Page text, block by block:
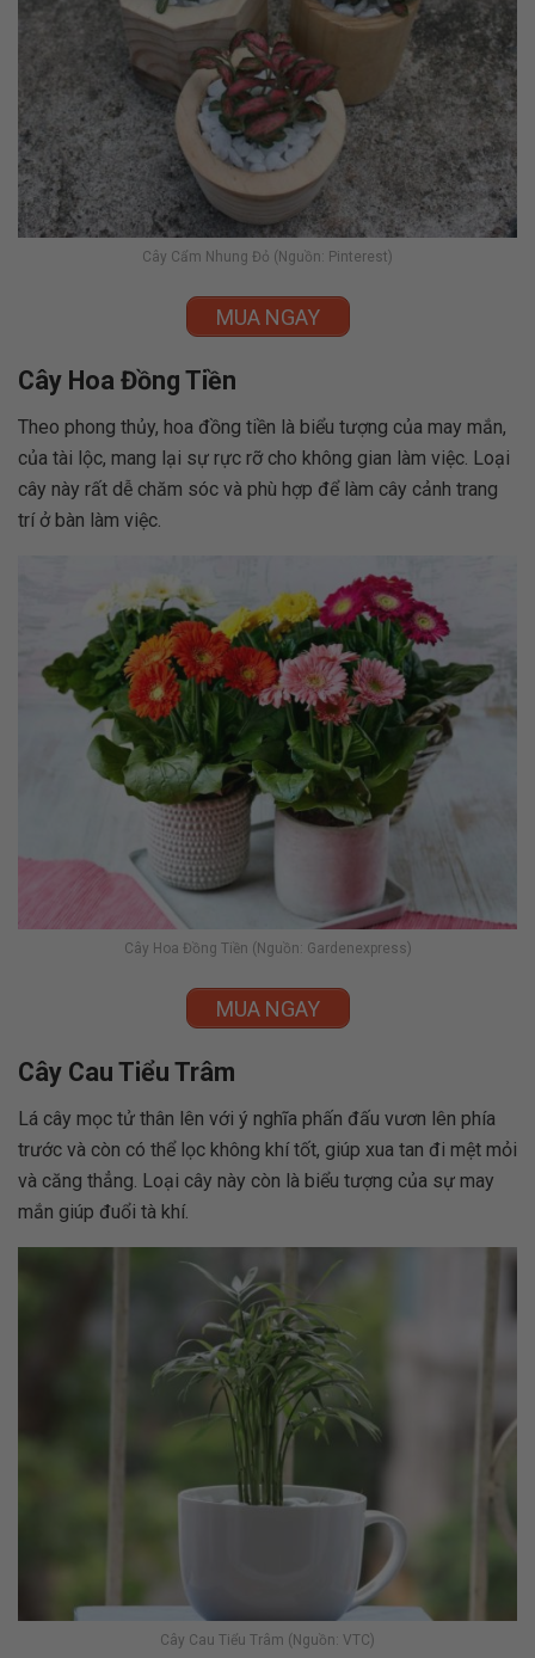
Cây Cẩm Nhung Đỏ (Nguồn: Pinterest)
MUA NGAY
Cây Hoa Đồng Tiền
Theo phong thủy, hoa đồng tiền là biểu tượng của may mắn,
của tài lộc, mang lại sự rực rỡ cho không gian làm việc. Loại
cây này rất dễ chăm sóc và phù hợp để làm cây cảnh trang
trí ở bàn làm việc.
Cây Hoa Đồng Tiền (Nguồn: Gardenexpress)
MUA NGAY
Cây Cau Tiểu Trâm
Lá cây mọc tử thân lên với ý nghĩa phấn đấu vươn lên phía
trước và còn có thể lọc không khí tốt, giúp xua tan đi mệt mỏi
và căng thẳng. Loại cây này còn là biểu tượng của sự may
mắn giúp đuổi tà khí.
Cây Cau Tiểu Trâm (Nguồn: VTC)